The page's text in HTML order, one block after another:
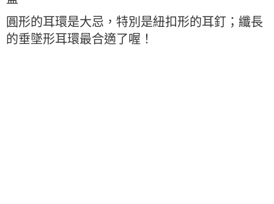
圓形的耳環是大忌，特別是紐扣形的耳釘；纖長
的垂墜形耳環最合適了喔！